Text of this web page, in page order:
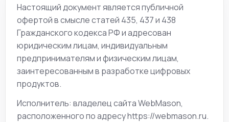
Настоящий документ является публичной
офертой в смысле статей 435, 437 и 438
Гражданского кодекса РФ и адресован
юридическим лицам, индивидуальным
предпринимателям и физическим лицам,
заинтересованным в разработке цифровых
продуктов.
Исполнитель: владелец сайта WebMason,
расположенного по адресу https://webmason.ru.